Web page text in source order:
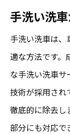
手洗い洗
手洗い洗車は
適な方法です。
な手洗い洗車
技術が採用され
徹底的に除去し
部分にも対応で